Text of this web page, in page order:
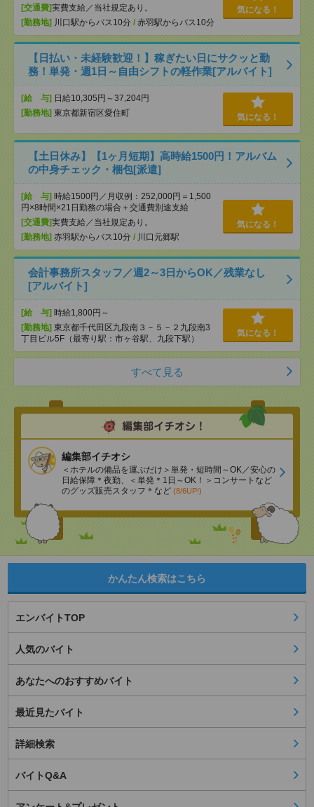
[交通費]実費支給／当社規定あり。
[勤務地] 川口駅からバス10分 / 赤羽駅からバス10分
気になる！
【日払い・未経験歓迎！】稼ぎたい日にサクッと勤
務！単発・週1日～自由シフトの軽作業[アルバイト]
[給 与] 日給10,305円～37,204円
[勤務地] 東京都新宿区愛住町 気になる！
【土日休み】【1ヶ月短期】高時給1500円！アルバム
の中身チェック・梱包[派遣]
[給 与] 時給1500円／月収例：252,000円＝1,500
円×8時間×21日勤務の場合＋交通費別途支給
[交通費]実費支給／当社規定あり。
[勤務地] 赤羽駅からバス10分 / 川口元郷駅
気になる！
会計事務所スタッフ／週2～3日からOK／残業なし
[アルバイト]
[給 与] 時給1,800円～
[勤務地] 東京都千代田区九段南３－５－２九段南3
丁目ビル5F（最寄り駅：市ヶ谷駅、九段下駅）
気になる！
すべて見る
編集部イチオシ
＜ホテルの備品を運ぶだけ＞単発・短時間～OK／安心の
日給保障＊夜勤、＜単発＊1日～OK！＞コンサートなど
のグッズ販売スタッフ＊など (8/6UP!)
かんたん検索はこちら
エンバイトTOP
人気のバイト
あなたへのおすすめバイト
最近見たバイト
詳細検索
バイトQ&A